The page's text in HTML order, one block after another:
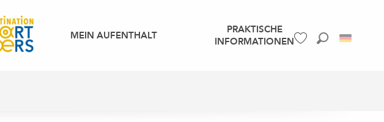
MEIN AUFENTHALT
PRAKTISCHE
INFORMATIONEN